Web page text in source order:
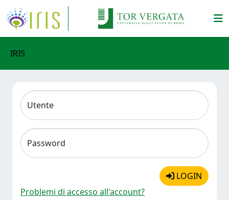
IRIS
Utente
Password
LOGIN
Problemi di accesso all'account?